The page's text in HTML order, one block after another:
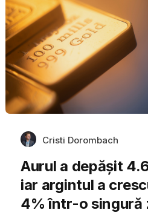
Cristi Dorombach
Aurul a depășit
iar argintul a
4% într-o singură